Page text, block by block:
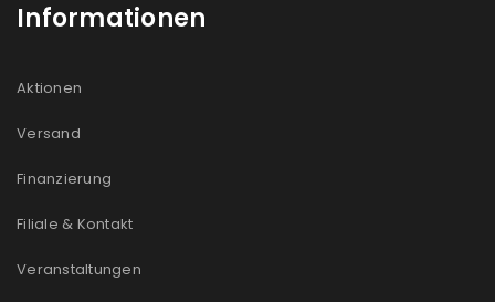
Informationen
Aktionen
Versand
Finanzierung
Filiale & Kontakt
Veranstaltungen